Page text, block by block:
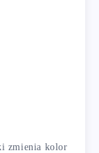
zmienia kolor